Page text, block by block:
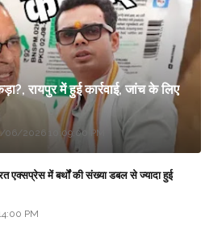
रायपुर में हुई कार्रवाई, जांच के लिए
06/2026 10:09:00 PM
एक्सप्रेस में बर्थों की संख्या डबल से ज्यादा हुई
PM